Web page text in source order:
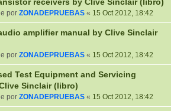
por ZONADEPRUEBAS « 15 Oct 2012, 18:42
amplifier manual by Clive Sinclair
por ZONADEPRUEBAS « 15 Oct 2012, 18:42
Test Equipment and Servicing
Sinclair (libro)
por ZONADEPRUEBAS « 15 Oct 2012, 18:42